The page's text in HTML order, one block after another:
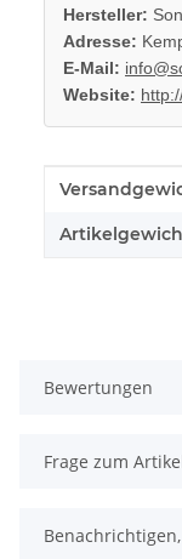
Hersteller:
Adresse:
E-Mail:
Website:
Wert
Bewertungen
Frage zum